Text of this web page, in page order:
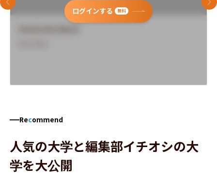
ログインする 無料
前のスライド 次
Recommend
人気の大学と編集部イチオシの大
学を大公開